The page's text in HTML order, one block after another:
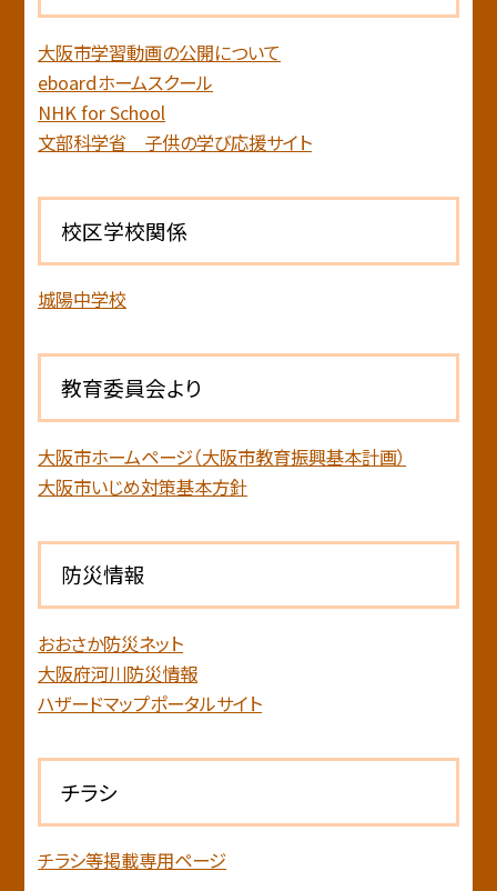
大阪市学習動画の公開について
eboardホームスクール
NHK for School
文部科学省 子供の学び応援サイト
校区学校関係
城陽中学校
教育委員会より
大阪市ホームページ（大阪市教育振興基本計画）
大阪市いじめ対策基本方針
防災情報
おおさか防災ネット
大阪府河川防災情報
ハザードマップポータルサイト
チラシ
チラシ等掲載専用ページ